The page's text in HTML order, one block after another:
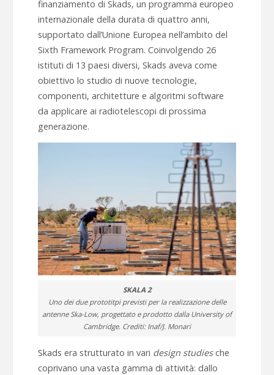
finanziamento di Skads, un programma europeo
internazionale della durata di quattro anni,
supportato dall’Unione Europea nell’ambito del
Sixth Framework Program. Coinvolgendo 26
istituti di 13 paesi diversi, Skads aveva come
obiettivo lo studio di nuove tecnologie,
componenti, architetture e algoritmi software
da applicare ai radiotelescopi di prossima
generazione.
SKALA 2
Uno dei due prototitpi previsti per la realizzazione delle
antenne Ska-Low, progettato e prodotto dalla University of
Cambridge. Crediti: Inaf/J. Monari
Skads era strutturato in vari design studiesche
coprivano una vasta gamma di attività: dallo